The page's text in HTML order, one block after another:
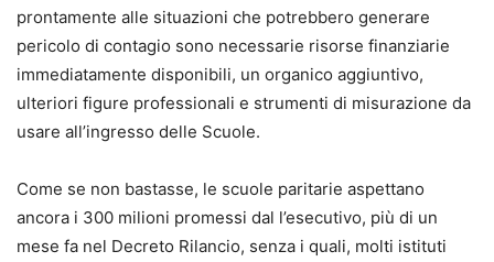
prontamente alle situazioni che potrebbero generare
pericolo di contagio sono necessarie risorse finanziarie
immediatamente disponibili, un organico aggiuntivo,
ulteriori figure professionali e strumenti di misurazione da
usare all’ingresso delle Scuole.
Come se non bastasse, le scuole paritarie aspettano
ancora i 300 milioni promessi dal l’esecutivo, più di un
mese fa nel Decreto Rilancio, senza i quali, molti istituti